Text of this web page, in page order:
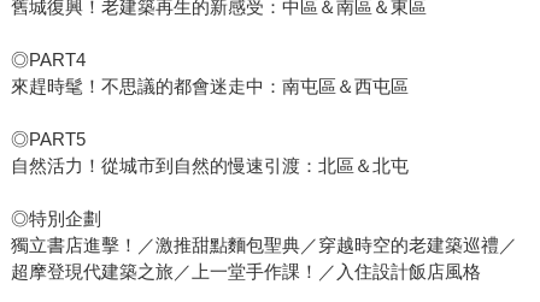
舊城復興！老建築再生的新感受：中區＆南區＆東區
◎PART4
來趕時髦！不思議的都會迷走中：南屯區＆西屯區
◎PART5
自然活力！從城市到自然的慢速引渡：北區＆北屯
◎特別企劃
獨立書店進擊！／激推甜點麵包聖典／穿越時空的老建築巡禮／
超摩登現代建築之旅／上一堂手作課！／入住設計飯店風格